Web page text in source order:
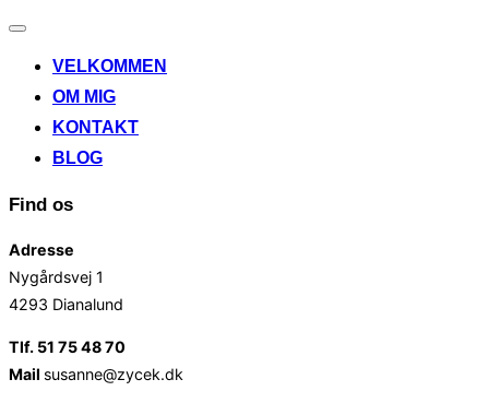
Slå
til/fraVELKOMMEN
OM MIG
KONTAKT
BLOG
Find os
Adresse
Nygårdsvej 1
4293 Dianalund
Tlf. 51 75 48 70
Mail susanne@zycek.dk